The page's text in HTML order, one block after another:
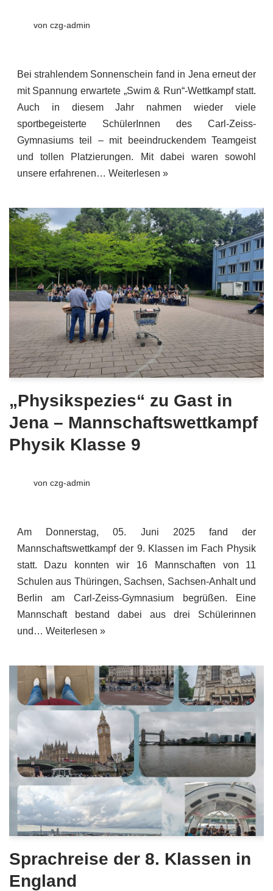
von czg-admin
Bei strahlendem Sonnenschein fand in Jena erneut der
mit Spannung erwartete „Swim & Run“-Wettkampf statt.
Auch in diesem Jahr nahmen wieder viele
sportbegeisterte SchülerInnen des Carl-Zeiss-
Gymnasiums teil – mit beeindruckendem Teamgeist
und tollen Platzierungen. Mit dabei waren sowohl
unsere erfahrenen… Weiterlesen »
„Physikspezies“ zu Gast in
Jena – Mannschaftswettkampf
Physik Klasse 9
von czg-admin
Am Donnerstag, 05. Juni 2025 fand der
Mannschaftswettkampf der 9. Klassen im Fach Physik
statt. Dazu konnten wir 16 Mannschaften von 11
Schulen aus Thüringen, Sachsen, Sachsen-Anhalt und
Berlin am Carl-Zeiss-Gymnasium begrüßen. Eine
Mannschaft bestand dabei aus drei Schülerinnen
und… Weiterlesen »
Sprachreise der 8. Klassen in
England